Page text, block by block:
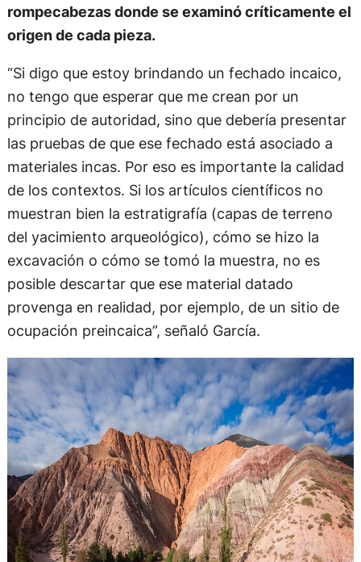
rompecabezas donde se examinó críticamente el
origen de cada pieza.
“Si digo que estoy brindando un fechado incaico,
no tengo que esperar que me crean por un
principio de autoridad, sino que debería presentar
las pruebas de que ese fechado está asociado a
materiales incas. Por eso es importante la calidad
de los contextos. Si los artículos científicos no
muestran bien la estratigrafía (capas de terreno
del yacimiento arqueológico), cómo se hizo la
excavación o cómo se tomó la muestra, no es
posible descartar que ese material datado
provenga en realidad, por ejemplo, de un sitio de
ocupación preincaica”, señaló García.